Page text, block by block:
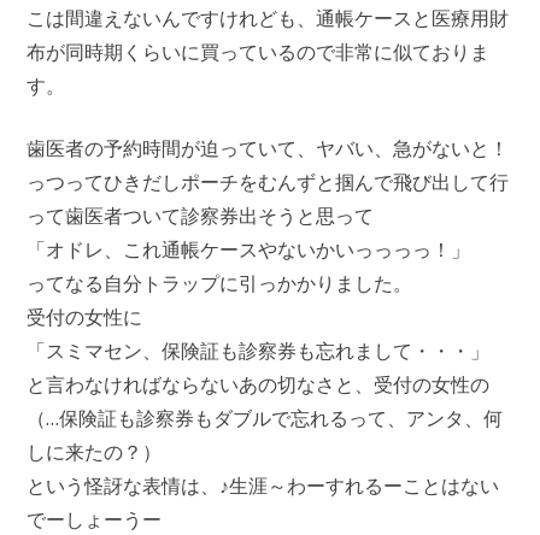
こは間違えないんですけれども、通帳ケースと医療用財
布が同時期くらいに買っているので非常に似ておりま
す。
歯医者の予約時間が迫っていて、ヤバい、急がないと！
っつってひきだしポーチをむんずと掴んで飛び出して行
って歯医者ついて診察券出そうと思って
「オドレ、これ通帳ケースやないかいっっっっ！」
ってなる自分トラップに引っかかりました。
受付の女性に
「スミマセン、保険証も診察券も忘れまして・・・」
と言わなければならないあの切なさと、受付の女性の
（…保険証も診察券もダブルで忘れるって、アンタ、何
しに来たの？）
という怪訝な表情は、♪生涯～わーすれるーことはない
でーしょーうー